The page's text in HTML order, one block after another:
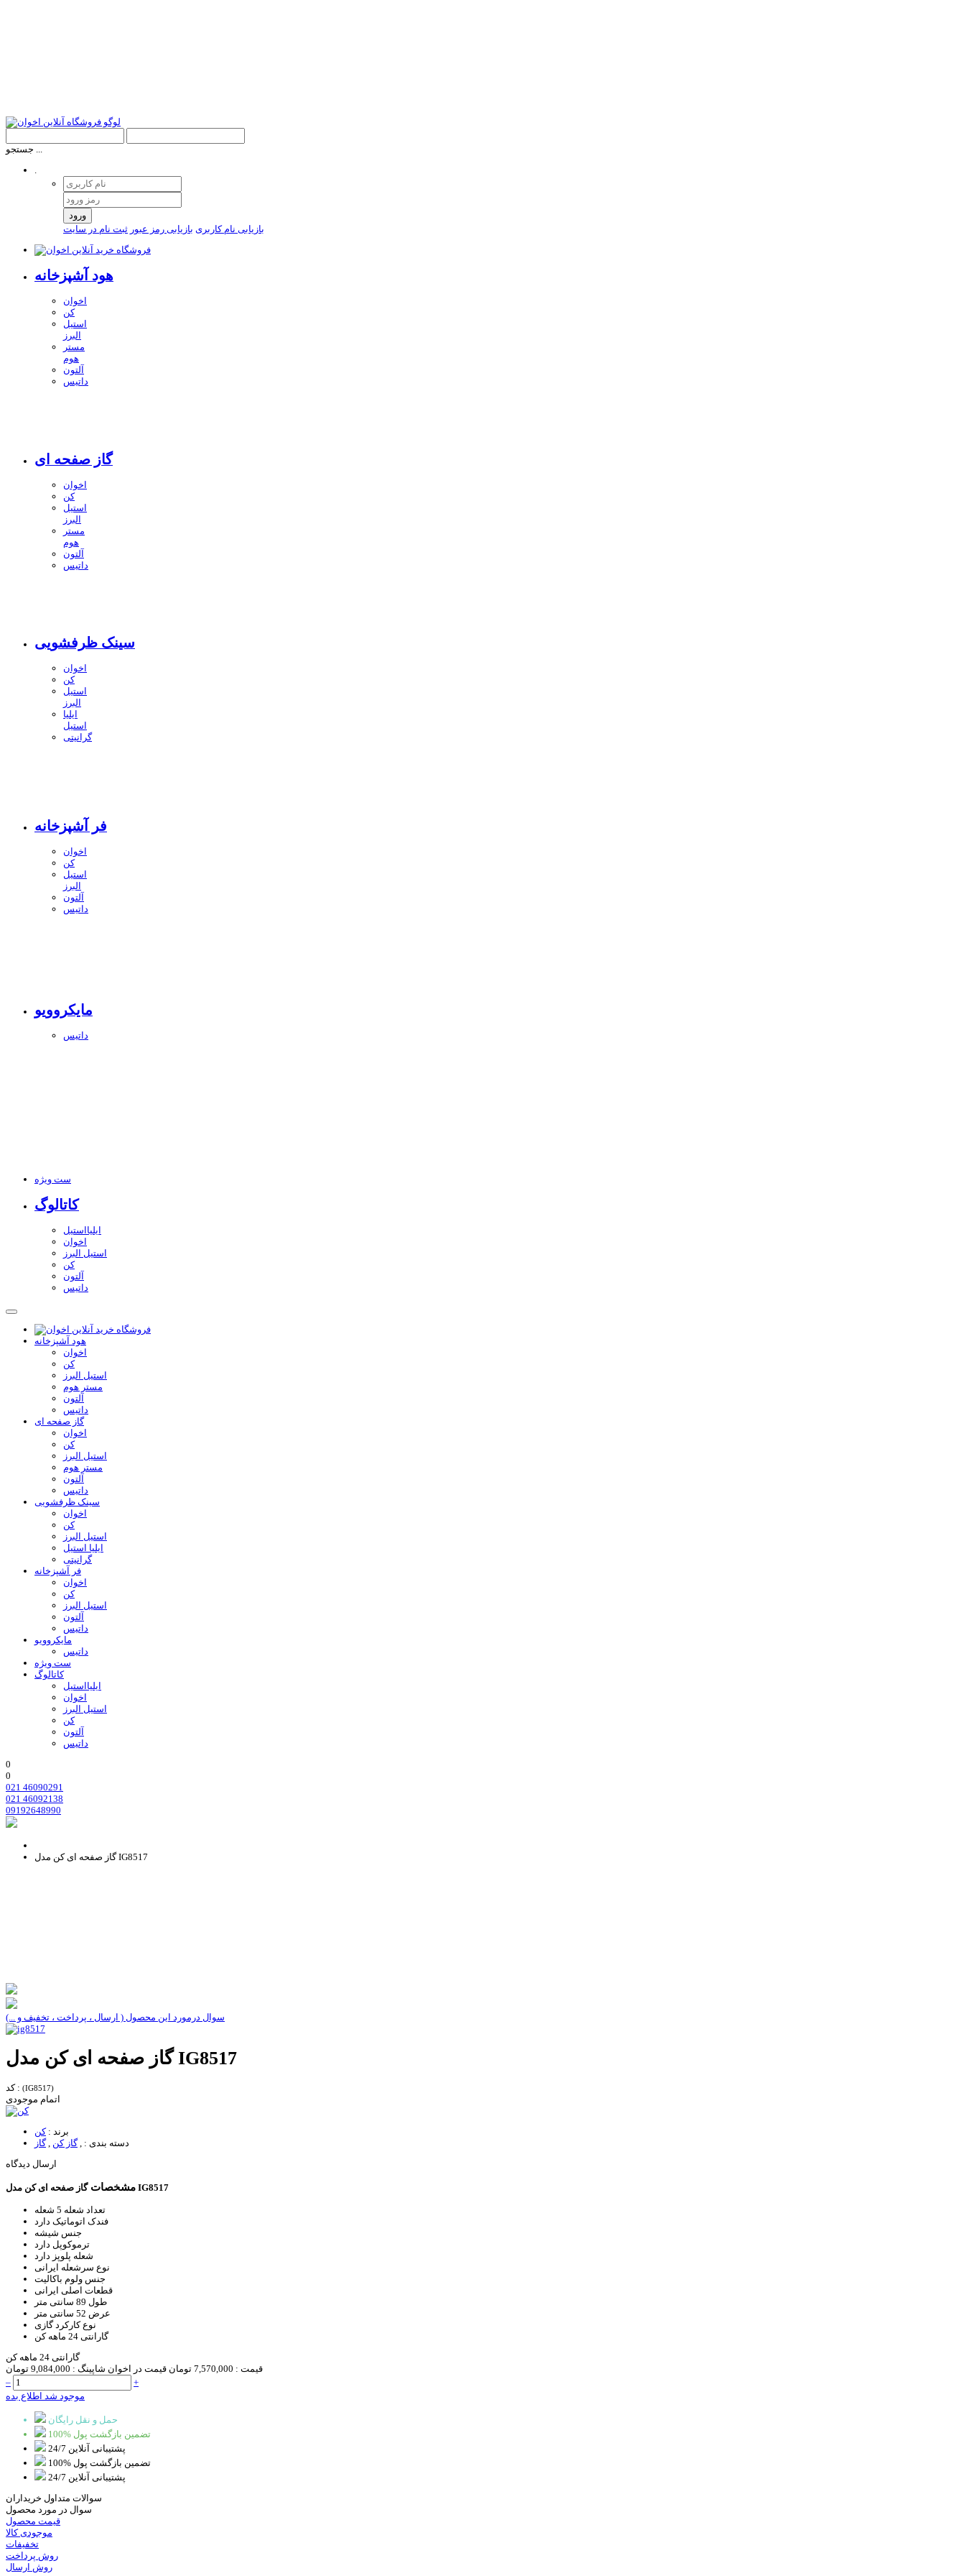
جستجو ...
.
ورود
بازیابی نام کاربری بازیابی رمز عبور ثبت نام در سایت
هود آشپزخانه
اخوان
کن
استیل
البرز
مستر
هوم
آلتون
داتیس
گاز صفحه ای
اخوان
کن
استیل
البرز
مستر
هوم
آلتون
داتیس
سینک ظرفشویی
اخوان
کن
استیل
البرز
ایلیا
استیل
گرانیتی
فر آشپزخانه
اخوان
کن
استیل
البرز
آلتون
داتیس
مایکروویو
داتیس
ست ویژه
کاتالوگ
ایلیااستیل
اخوان
استیل البرز
کن
آلتون
داتیس
هود آشپزخانه
اخوان
کن
استیل البرز
مستر هوم
آلتون
داتیس
گاز صفحه ای
اخوان
کن
استیل البرز
مستر هوم
آلتون
داتیس
سینک ظرفشویی
اخوان
کن
استیل البرز
ایلیا استیل
گرانیتی
فر آشپزخانه
اخوان
کن
استیل البرز
آلتون
داتیس
مایکروویو
داتیس
ست ویژه
کاتالوگ
ایلیااستیل
اخوان
استیل البرز
کن
آلتون
داتیس
0
0
021 46090291
021 46092138
09192648990
گاز صفحه ای کن مدل IG8517
سوال درمورد این محصول ( ارسال ، پرداخت ، تخفیف و ...)
گاز صفحه ای کن مدل IG8517
کد : (IG8517)
اتمام موجودی
برند :کن
دسته بندی : ,گاز کن ,گاز
ارسال دیدگاه
مشخصات گاز صفحه ای کن مدل IG8517
تعداد شعله 5 شعله
فندک اتوماتیک دارد
جنس شیشه
ترموکوپل دارد
شعله پلوپز دارد
نوع سرشعله ایرانی
جنس ولوم باکالیت
قطعات اصلی ایرانی
طول 89 سانتی متر
عرض 52 سانتی متر
نوع کارکردگازی
گارانتی 24 ماهه کن
گارانتی 24 ماهه کن
قیمت : 7,570,000 تومان قیمت در اخوان شاپینگ : 9,084,000 تومان
–
+
موجود شد اطلاع بده
حمل و نقل رایگان
100% تضمین بازگشت پول
پشتیبانی آنلاین 24/7
100% تضمین بازگشت پول
پشتیبانی آنلاین 24/7
سوالات متداول خریداران
سوال در مورد محصول
قیمت محصول
موجودی کالا
تخفیفات
روش پرداخت
روش ارسال